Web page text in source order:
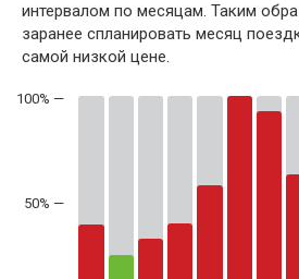
интервалом по месяцам. Таким
заранее спланировать месяц
самой низкой цене.
50% —